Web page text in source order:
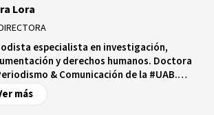
Lora
especialista en investigación,
y derechos humanos. Doctora
& Comunicación de la #UAB.
transmediática y fundadora de una
de periodismo feminista Ciudadanía
más